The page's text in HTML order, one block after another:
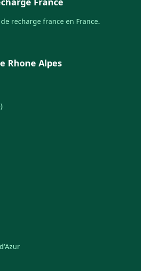
recharge france en France.
Rhone Alpes